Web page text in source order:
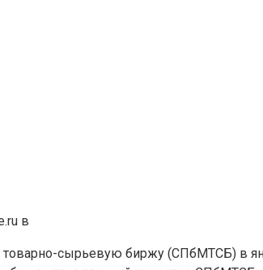
в
сырьевую биржу (СПбМТСБ) в